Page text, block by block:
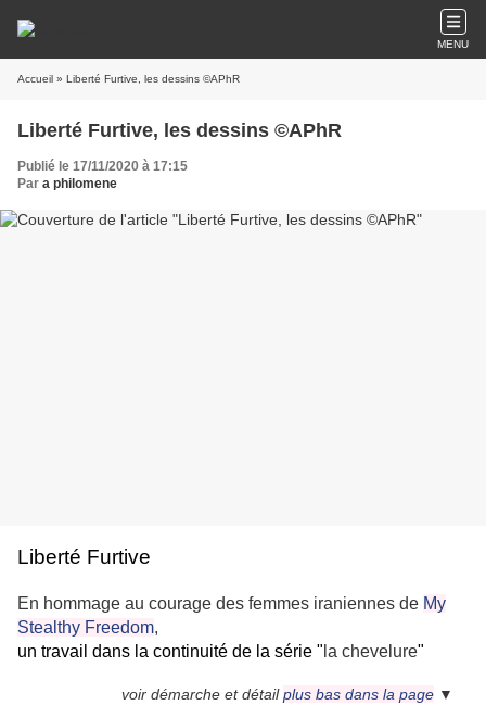
MENU
Accueil » Liberté Furtive, les dessins ©APhR
Liberté Furtive, les dessins ©APhR
Publié le 17/11/2020 à 17:15
Par a philomene
Liberté Furtive
En hommage au courage des femmes iraniennes de My
Stealthy Freedom,
un travail dans la continuité de la série " la chevelure"
voir démarche et détailplus bas dans la page▼